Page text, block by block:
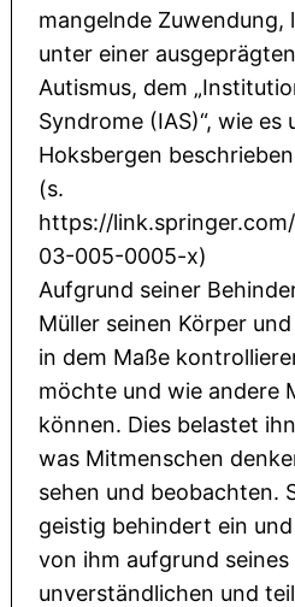
mangelnde Zuwendung,
unter einer
Autismus, dem
Syndrome (IAS)“, wie es
Hoksbergen
(s.
https://
03-005-0005-x)
Aufgrund seiner
Müller seinen Körper
in dem Maße
möchte und wie andere
können. Dies belastet
was Mitmenschen
sehen und beobachten.
geistig behindert ein
von ihm aufgrund seines
unverständlichen und